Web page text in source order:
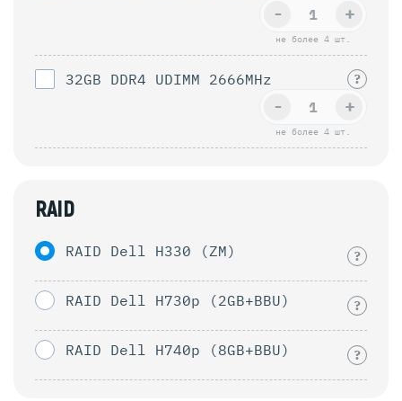
не более 4 шт.
+
-
32GB DDR4 UDIMM 2666MHz ?
не более 4 шт.
+
-
RAID
RAID Dell H330 (ZM) ?
RAID Dell H730p (2GB+BBU) ?
RAID Dell H740p (8GB+BBU) ?